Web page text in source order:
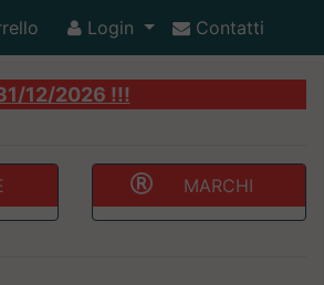
Login Contatti
12/2026 !!!
MARCHI